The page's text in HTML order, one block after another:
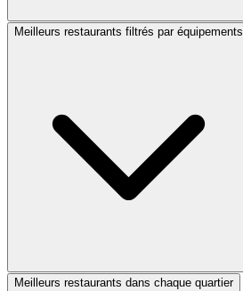
Meilleurs restaurants filtrés par équipements
Meilleurs restaurants dans chaque quartier